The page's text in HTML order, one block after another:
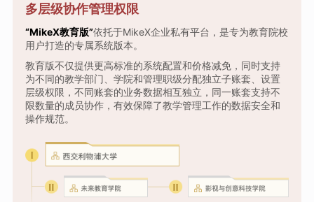
多层级协作管理权限
“MikeX教育版”依托于MikeX企业私有平台，是专为教育院校
用户打造的专属系统版本。
教育版不仅提供更高标准的系统配置和价格减免，同时支持
为不同的教学部门、学院和管理职级分配独立子账套、设置
层级权限，不同账套的业务数据相互独立，同一账套支持不
限数量的成员协作，有效保障了教学管理工作的数据安全和
操作规范。